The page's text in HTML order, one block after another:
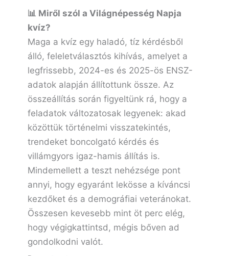
📊 Miről szól a Világnépesség Napja
kvíz?
Maga a kvíz egy haladó, tíz kérdésből
álló, feleletválasztós kihívás, amelyet a
legfrissebb, 2024-es és 2025-ös ENSZ-
adatok alapján állítottunk össze. Az
összeállítás során figyeltünk rá, hogy a
feladatok változatosak legyenek: akad
közöttük történelmi visszatekintés,
trendeket boncolgató kérdés és
villámgyors igaz-hamis állítás is.
Mindemellett a teszt nehézsége pont
annyi, hogy egyaránt lekösse a kíváncsi
kezdőket és a demográfiai veteránokat.
Összesen kevesebb mint öt perc elég,
hogy végigkattintsd, mégis bőven ad
gondolkodni valót.